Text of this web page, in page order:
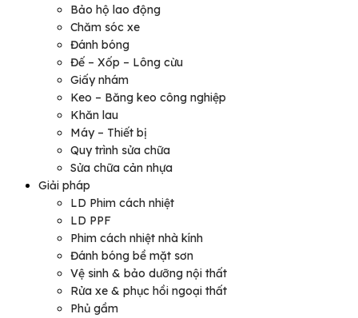
Bảo hộ lao động
Chăm sóc xe
Đánh bóng
Đế – Xốp – Lông cừu
Giấy nhám
Keo – Băng keo công nghiệp
Khăn lau
Máy – Thiết bị
Quy trình sửa chữa
Sửa chữa cản nhựa
Giải pháp
LD Phim cách nhiệt
LD PPF
Phim cách nhiệt nhà kính
Đánh bóng bề mặt sơn
Vệ sinh & bảo dưỡng nội thất
Rửa xe & phục hồi ngoại thất
Phủ gầm